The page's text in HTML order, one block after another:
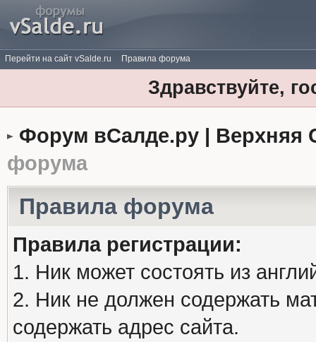
Перейти на сайт vSalde.ru Правила форума
Здравствуйте,
Форум вСалде.ру | Верхняя
форума
Правила форума
Правила регистрации:
1. Ник может состоять из
2. Ник не должен содержать
содержать адрес сайта.